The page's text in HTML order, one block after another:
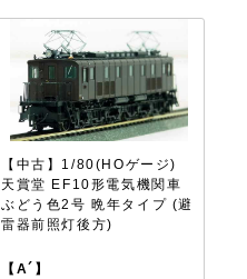
【中古】1/80(HOゲージ)
天賞堂 EF10形電気機関車
ぶどう色2号 晩年タイプ (避
雷器前照灯後方)
【A´】